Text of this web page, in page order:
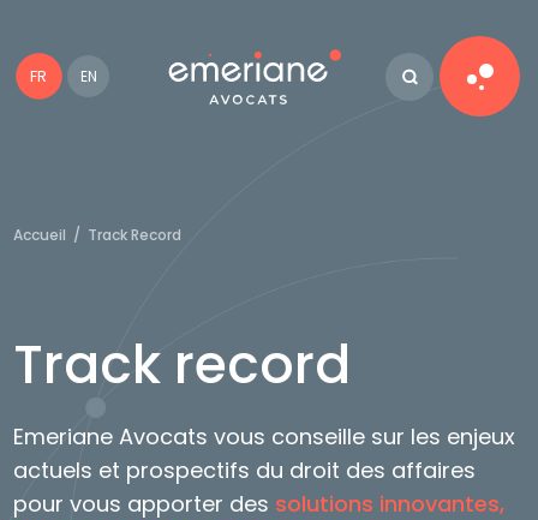
FR EN
Accueil / Track Record
Track record
Emeriane Avocats vous conseille sur les enjeux
actuels et prospectifs du droit des affaires
pour vous apporter des solutions innovantes,